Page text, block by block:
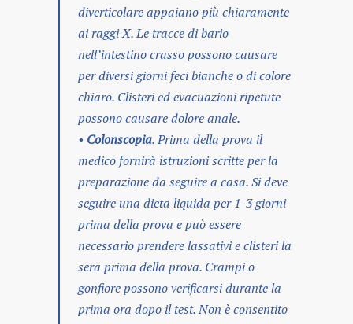
diverticolare appaiano più chiaramente
ai raggi X. Le tracce di bario
nell’intestino crasso possono causare
per diversi giorni feci bianche o di colore
chiaro. Clisteri ed evacuazioni ripetute
possono causare dolore anale.
• Colonscopia. Prima della prova il
medico fornirà istruzioni scritte per la
preparazione da seguire a casa. Si deve
seguire una dieta liquida per 1-3 giorni
prima della prova e può essere
necessario prendere lassativi e clisteri la
sera prima della prova. Crampi o
gonfiore possono verificarsi durante la
prima ora dopo il test. Non è consentito